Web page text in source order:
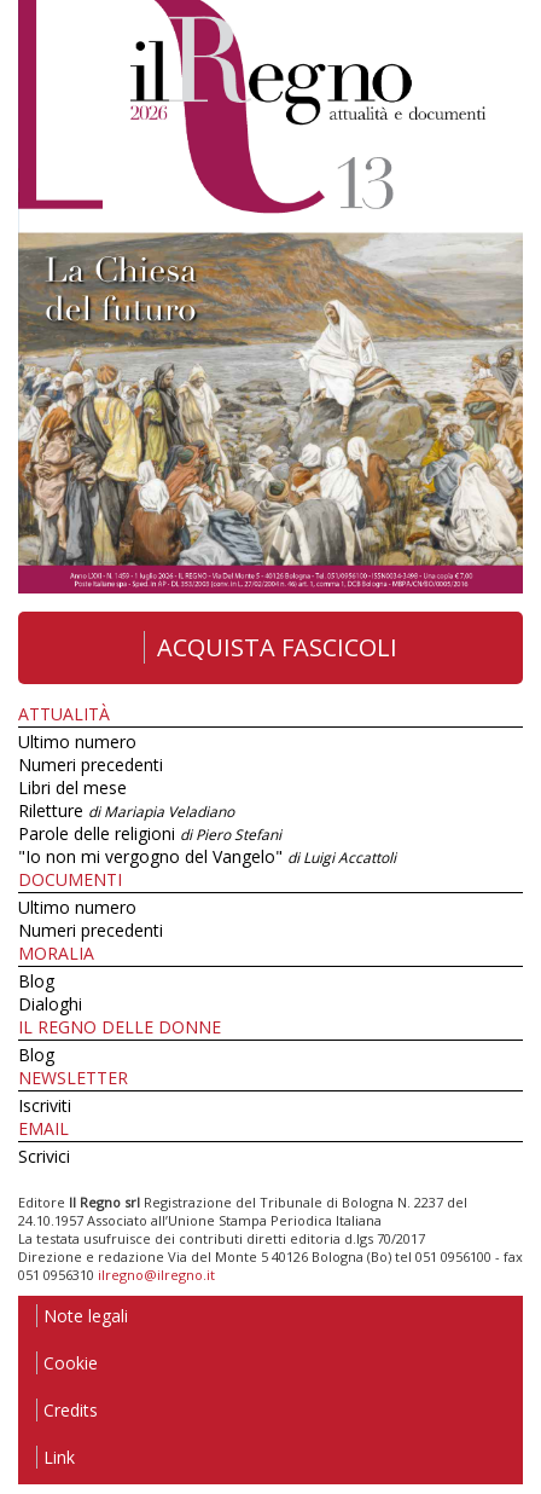
ACQUISTA FASCICOLI
ATTUALITÀ
Ultimo numero
Numeri precedenti
Libri del mese
Riletture di Mariapia Veladiano
Parole delle religioni di Piero Stefani
"Io non mi vergogno del Vangelo" di Luigi Accattoli
DOCUMENTI
Ultimo numero
Numeri precedenti
MORALIA
Blog
Dialoghi
IL REGNO DELLE DONNE
Blog
NEWSLETTER
Iscriviti
EMAIL
Scrivici
Editore Il Regno srl Registrazione del Tribunale di Bologna N. 2237 del
24.10.1957 Associato all’Unione Stampa Periodica Italiana
La testata usufruisce dei contributi diretti editoria d.lgs 70/2017
Direzione e redazione Via del Monte 5 40126 Bologna (Bo) tel 051 0956100 - fax
051 0956310 ilregno@ilregno.it
Note legali
Cookie
Credits
Link